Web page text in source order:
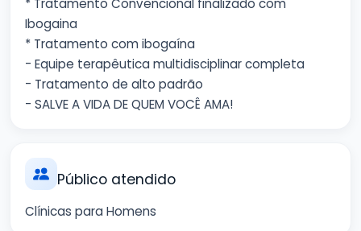
* Tratamento Convencional finalizado com
Ibogaina
* Tratamento com ibogaína
- Equipe terapêutica multidisciplinar completa
- Tratamento de alto padrão
- SALVE A VIDA DE QUEM VOCÊ AMA!
Público atendido
Clínicas para Homens